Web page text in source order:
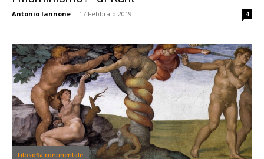
Antonio Iannone - 17 Febbraio 2019 4
Filosofia continentale